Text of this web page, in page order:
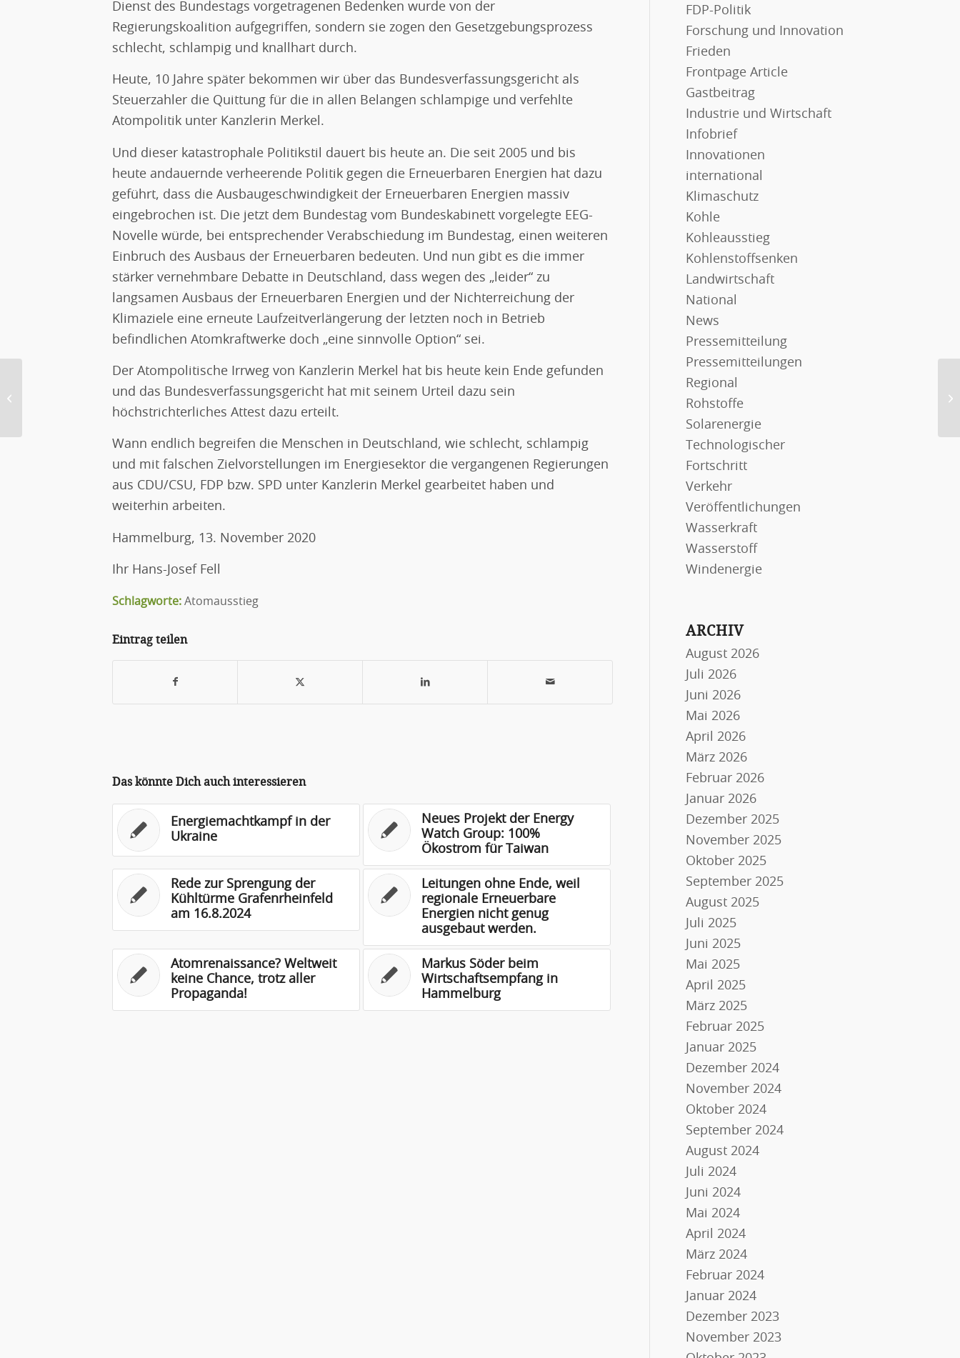
Dienst des Bundestags vorgetragenen Bedenken wurde von der
Regierungskoalition aufgegriffen, sondern sie zogen den Gesetzgebungsprozess
schlecht, schlampig und knallhart durch.
Heute, 10 Jahre später bekommen wir über das Bundesverfassungsgericht als
Steuerzahler die Quittung für die in allen Belangen schlampige und verfehlte
Atompolitik unter Kanzlerin Merkel.
Und dieser katastrophale Politikstil dauert bis heute an. Die seit 2005 und bis
heute andauernde verheerende Politik gegen die Erneuerbaren Energien hat dazu
geführt, dass die Ausbaugeschwindigkeit der Erneuerbaren Energien massiv
eingebrochen ist. Die jetzt dem Bundestag vom Bundeskabinett vorgelegte EEG-
Novelle würde, bei entsprechender Verabschiedung im Bundestag, einen weiteren
Einbruch des Ausbaus der Erneuerbaren bedeuten. Und nun gibt es die immer
stärker vernehmbare Debatte in Deutschland, dass wegen des „leider“ zu
langsamen Ausbaus der Erneuerbaren Energien und der Nichterreichung der
Klimaziele eine erneute Laufzeitverlängerung der letzten noch in Betrieb
befindlichen Atomkraftwerke doch „eine sinnvolle Option“ sei.
Der Atompolitische Irrweg von Kanzlerin Merkel hat bis heute kein Ende gefunden
und das Bundesverfassungsgericht hat mit seinem Urteil dazu sein
höchstrichterliches Attest dazu erteilt.
Wann endlich begreifen die Menschen in Deutschland, wie schlecht, schlampig
und mit falschen Zielvorstellungen im Energiesektor die vergangenen Regierungen
aus CDU/CSU, FDP bzw. SPD unter Kanzlerin Merkel gearbeitet haben und
weiterhin arbeiten.
Hammelburg, 13. November 2020
Ihr Hans-Josef Fell
Schlagworte: Atomausstieg
Eintrag teilen
Das könnte Dich auch interessieren
Energiemachtkampf in der
Ukraine
Neues Projekt der Energy
Watch Group: 100%
Ökostrom für Taiwan
Rede zur Sprengung der
Kühltürme Grafenrheinfeld
am 16.8.2024
Leitungen ohne Ende, weil
regionale Erneuerbare
Energien nicht genug
ausgebaut werden.
Atomrenaissance? Weltweit
keine Chance, trotz aller
Propaganda!
Markus Söder beim
Wirtschaftsempfang in
Hammelburg
FDP-Politik
Forschung und Innovation
Frieden
Frontpage Article
Gastbeitrag
Industrie und Wirtschaft
Infobrief
Innovationen
international
Klimaschutz
Kohle
Kohleausstieg
Kohlenstoffsenken
Landwirtschaft
National
News
Pressemitteilung
Pressemitteilungen
Regional
Rohstoffe
Solarenergie
Technologischer
Fortschritt
Verkehr
Veröffentlichungen
Wasserkraft
Wasserstoff
Windenergie
ARCHIV
August 2026
Juli 2026
Juni 2026
Mai 2026
April 2026
März 2026
Februar 2026
Januar 2026
Dezember 2025
November 2025
Oktober 2025
September 2025
August 2025
Juli 2025
Juni 2025
Mai 2025
April 2025
März 2025
Februar 2025
Januar 2025
Dezember 2024
November 2024
Oktober 2024
September 2024
August 2024
Juli 2024
Juni 2024
Mai 2024
April 2024
März 2024
Februar 2024
Januar 2024
Dezember 2023
November 2023
einen enormen wirtschaftlichen